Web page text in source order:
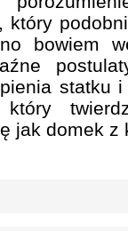
który
bowiem
statku
który
jak domek z